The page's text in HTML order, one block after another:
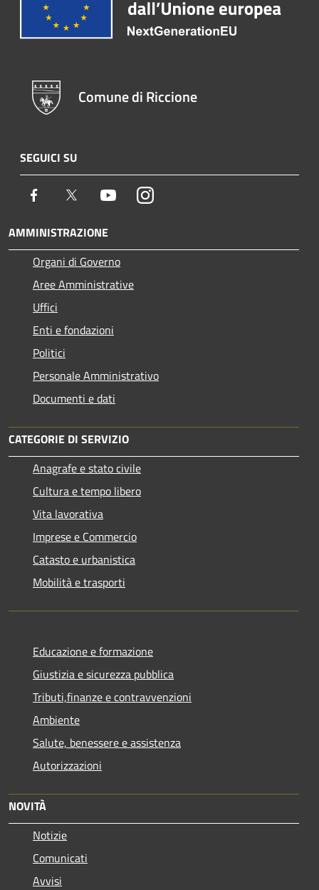
Comune di Riccione
SEGUICI SU
Facebook Twitter YoutubeInstagram
AMMINISTRAZIONE
Organi di Governo
Aree Amministrative
Uffici
Enti e fondazioni
Politici
Personale Amministrativo
Documenti e dati
CATEGORIE DI SERVIZIO
Anagrafe e stato civile
Cultura e tempo libero
Vita lavorativa
Imprese e Commercio
Catasto e urbanistica
Mobilità e trasporti
Educazione e formazione
Giustizia e sicurezza pubblica
Tributi,finanze e contravvenzioni
Ambiente
Salute, benessere e assistenza
Autorizzazioni
NOVITÀ
Notizie
Comunicati
Avvisi